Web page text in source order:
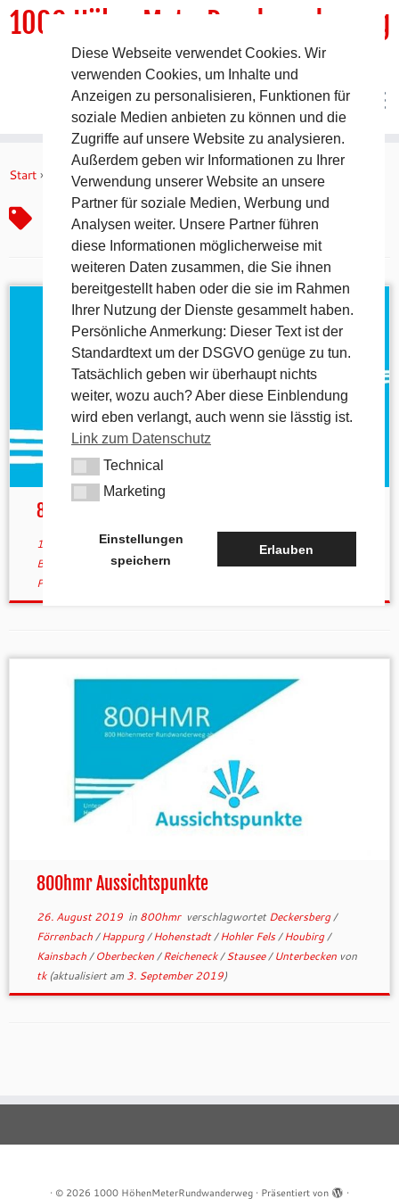
Inhalt
1000 HöhenMeterRundwanderweg
DER Rundwanderweg um Pommelsbrunn
Start » Deckersberg
Deckersberg
800hmr ist verlegt
10. März 2023in800hmr/Aktuelles verschlagwortet
Baumaßnahmen/Deckersberg Fertigstellung/Happurg/
Pumpspeicherkraftwerk
800hmr Aussichtspunkte
26. August 2019in 800hmr verschlagwortetDeckersberg/
Förrenbach/Happurg/Hohenstadt/Hohler Fels/Houbirg/
Kainsbach/Oberbecken/Reicheneck/Stausee/Unterbecken von
tk(aktualisiert am 3. September 2019)
· © 2026 1000 HöhenMeterRundwanderweg · Präsentiert von ·
Diese Webseite verwendet Cookies. Wir
verwenden Cookies, um Inhalte und
Anzeigen zu personalisieren, Funktionen für
soziale Medien anbieten zu können und die
Zugriffe auf unsere Website zu analysieren.
Außerdem geben wir Informationen zu Ihrer
Verwendung unserer Website an unsere
Partner für soziale Medien, Werbung und
Analysen weiter. Unsere Partner führen
diese Informationen möglicherweise mit
weiteren Daten zusammen, die Sie ihnen
bereitgestellt haben oder die sie im Rahmen
Ihrer Nutzung der Dienste gesammelt haben.
Persönliche Anmerkung: Dieser Text ist der
Standardtext um der DSGVO genüge zu tun.
Tatsächlich geben wir überhaupt nichts
weiter, wozu auch? Aber diese Einblendung
wird eben verlangt, auch wenn sie lässtig ist.
Link zum Datenschutz
TechnicalTechnical
MarketingMarketing
Einstellungen
speichern
Erlauben